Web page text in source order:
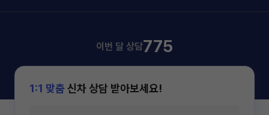
이번 달 상담775
1:1 맞춤 신차 상담 받아보세요!